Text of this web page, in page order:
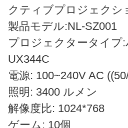
クティブプロジェクシ
製品モデル:NL-SZ001
プロジェクタータイプ
UX344C
電源: 100~240V AC
照明: 3400 ルメン
解像度比: 1024*768
ゲーム: 10個